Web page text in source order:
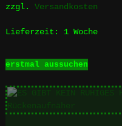
gewählt
zzgl. Versandkosten
Lieferzeit: 1 Woche
erstmal aussuchenProdukt
mehrere